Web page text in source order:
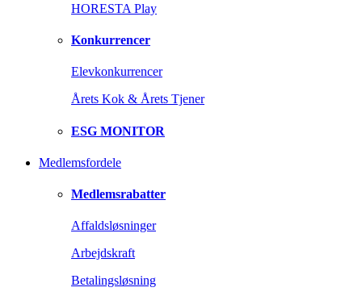
HORESTA Play
Konkurrencer
Elevkonkurrencer
Årets Kok & Årets Tjener
ESG MONITOR
Medlemsfordele
Medlemsrabatter
Affaldsløsninger
Arbejdskraft
Betalingsløsning